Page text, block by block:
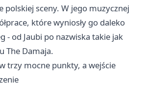
polskiej sceny. W jego muzycznej
które wyniosły go daleko
- od Jaubi po nazwiska takie jak
The Damaja.
trzy mocne punkty, a wejście